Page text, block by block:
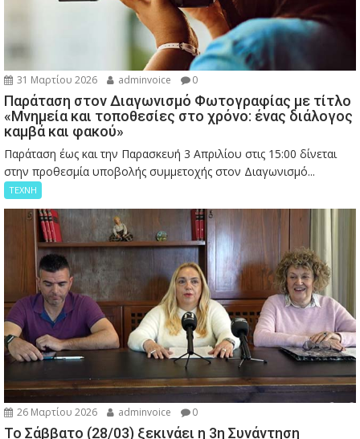
31 Μαρτίου 2026 adminvoice 0
Παράταση στον Διαγωνισμό Φωτογραφίας με τίτλο
«Μνημεία και τοποθεσίες στο χρόνο: ένας διάλογος
καμβά και φακού»
Παράταση έως και την Παρασκευή 3 Απριλίου στις 15:00 δίνεται
στην προθεσμία υποβολής συμμετοχής στον Διαγωνισμό...
ΤΕΧΝΗ
26 Μαρτίου 2026 adminvoice 0
Το Σάββατο (28/03) ξεκινάει η 3η Συνάντηση